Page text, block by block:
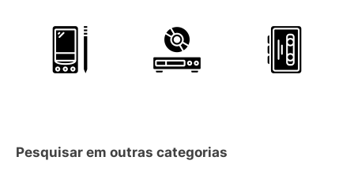
Pesquisar em outras categorias